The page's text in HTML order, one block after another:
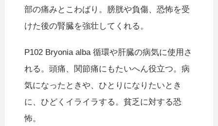
部の痛みとこわばり。膀胱や負傷、恐怖を受
けた後の腎臓を強壮してくれる。
P102 Bryonia alba 循環や肝臓の病気に使用さ
れる。頭痛、関節痛にもたいへん役立つ。病
気になったときや、ひとりになりたいとき
に、ひどくイライラする。貧乏に対する恐
怖。